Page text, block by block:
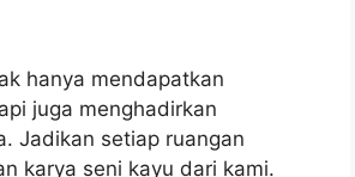
hanya mendapatkan
juga menghadirkan
Jadikan setiap ruangan
karya seni kayu dari kami.